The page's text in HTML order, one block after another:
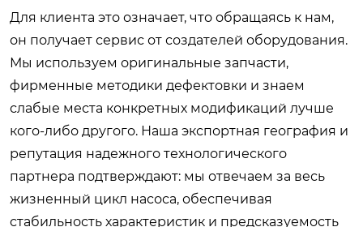
Для клиента это означает, что обращаясь к нам,
он получает сервис от создателей оборудования.
Мы используем оригинальные запчасти,
фирменные методики дефектовки и знаем
слабые места конкретных модификаций лучше
кого-либо другого. Наша экспортная география и
репутация надежного технологического
партнера подтверждают: мы отвечаем за весь
жизненный цикл насоса, обеспечивая
стабильность характеристик и предсказуемость